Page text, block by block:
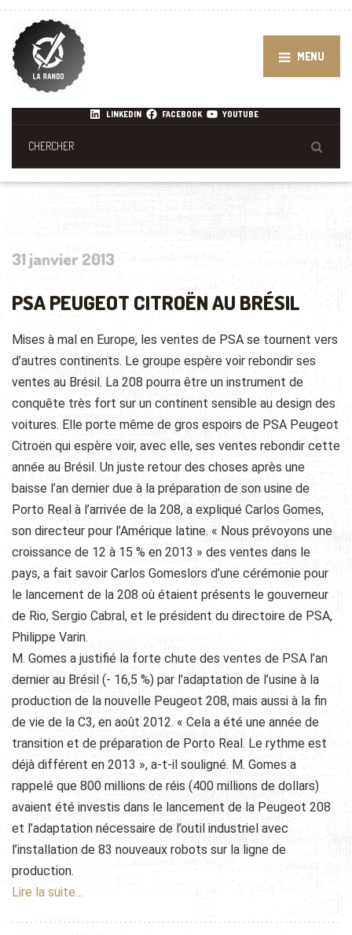
MENU
LINKEDIN FACEBOOK YOUTUBE
31 janvier 2013
PSA PEUGEOT CITROËN AU BRÉSIL
Mises à mal en Europe, les ventes de PSA se tournent vers
d’autres continents. Le groupe espère voir rebondir ses
ventes au Brésil. La 208 pourra être un instrument de
conquête très fort sur un continent sensible au design des
voitures. Elle porte même de gros espoirs de PSA Peugeot
Citroën qui espère voir, avec elle, ses ventes rebondir cette
année au Brésil. Un juste retour des choses après une
baisse l’an dernier due à la préparation de son usine de
Porto Real à l’arrivée de la 208, a expliqué Carlos Gomes,
son directeur pour l’Amérique latine. « Nous prévoyons une
croissance de 12 à 15 % en 2013 » des ventes dans le
pays, a fait savoir Carlos Gomes lors d’une cérémonie pour
le lancement de la 208 où étaient présents le gouverneur
de Rio, Sergio Cabral, et le président du directoire de PSA,
Philippe Varin.
M. Gomes a justifié la forte chute des ventes de PSA l’an
dernier au Brésil (- 16,5 %) par l’adaptation de l’usine à la
production de la nouvelle Peugeot 208, mais aussi à la fin
de vie de la C3, en août 2012. « Cela a été une année de
transition et de préparation de Porto Real. Le rythme est
déjà différent en 2013 », a-t-il souligné. M. Gomes a
rappelé que 800 millions de réis (400 millions de dollars)
avaient été investis dans le lancement de la Peugeot 208
et l’adaptation nécessaire de l’outil industriel avec
l’installation de 83 nouveaux robots sur la ligne de
production.
Lire la suite…